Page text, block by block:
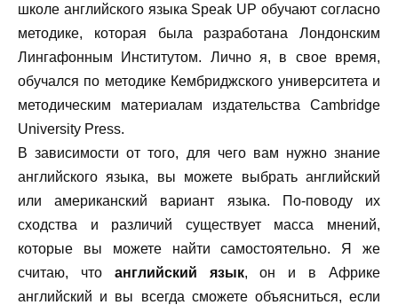
школе английского языка Speak UP обучают согласно
методике, которая была разработана Лондонским
Лингафонным Институтом. Лично я, в свое время,
обучался по методике Кембриджского университета и
методическим материалам издательства Cambridge
University Press.
В зависимости от того, для чего вам нужно знание
английского языка, вы можете выбрать английский
или американский вариант языка. По-поводу их
сходства и различий существует масса мнений,
которые вы можете найти самостоятельно. Я же
считаю, что английский язык, он и в Африке
английский и вы всегда сможете объясниться, если